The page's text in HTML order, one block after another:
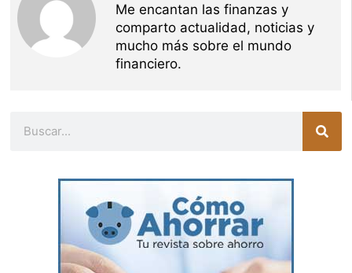
Me encantan las finanzas y
comparto actualidad, noticias y
mucho más sobre el mundo
financiero.